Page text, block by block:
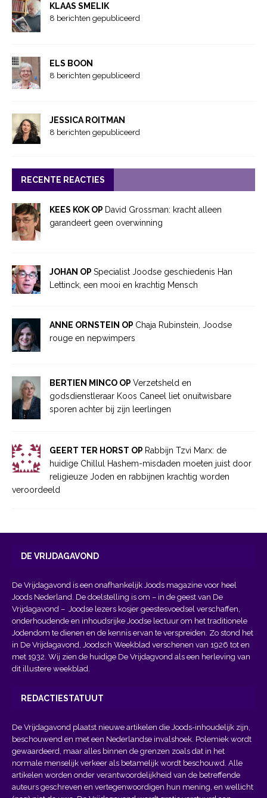
KLAAS SMELIK
8 berichten gepubliceerd
ELS BOON
8 berichten gepubliceerd
JESSICA ROITMAN
8 berichten gepubliceerd
RECENTE REACTIES
KEES KOK OP David Grossman: kracht alleen
garandeert geen overwinning
JOHAN OP Specialist Joodse geschiedenis Han
Lettinck, een mooi en krachtig Mensch
ANNE ORNSTEIN OP Chaja Rubinstein, Joodse
rouge en nepwimpers
BERTIEN MINCO OP Verzetsheld en
godsdienstleraar Koos Caneel liet onuitwisbare
sporen achter bij zijn leerlingen
GEERT TER HORST OP Rabbijn Tzvi Marx: de
huidige Chillul Hashem-misdaden moeten juist door
religieuze Joden en rabbijnen krachtig worden
veroordeeld
DE VRIJDAGAVOND
De Vrijdagavond is een onafhankelijk Joods magazine voor heel
Joods Nederland. De doelstelling is om – in de geest van De
Vrijdagavond – Joodse lezers kosjer geestesvoedsel verschaffen,
onderhoudende en inhoudsrijke Joodse lectuur om het traditionele
Jodendom te dienen en de kennis ervan te verspreiden. Zo stond het
in De Vrijdagavond, Joodsch Weekblad verschenen van 1926 tot en
met 1932. Wij zien de huidige De Vrijdagvond als een herleving van
dit illustere weekblad.
REDACTIESTATUUT
De Vrijdagavond plaatst nieuwe artikelen die Joods-inhoudelijk zijn,
beschouwend en met een Nederlandse invalshoek. Polemiek wordt
gewaardeerd, maar alles binnen de grenzen zoals dat in het
normale menselijk verkeer als betamelijk wordt beschouwd. Alle
artikelen worden onder verantwoordelijkheid van de betreffende
auteurs geschreven en vertegenwoordigen hun mening, en wellicht